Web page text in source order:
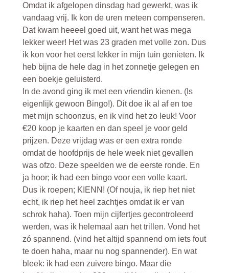
Omdat ik afgelopen dinsdag had gewerkt, was ik
vandaag vrij. Ik kon de uren meteen compenseren.
Dat kwam heeeel goed uit, want het was mega
lekker weer! Het was 23 graden met volle zon. Dus
ik kon voor het eerst lekker in mijn tuin genieten. Ik
heb bijna de hele dag in het zonnetje gelegen en
een boekje geluisterd.
In de avond ging ik met een vriendin kienen. (Is
eigenlijk gewoon Bingo!). Dit doe ik al af en toe
met mijn schoonzus, en ik vind het zo leuk! Voor
€20 koop je kaarten en dan speel je voor geld
prijzen. Deze vrijdag was er een extra ronde
omdat de hoofdprijs de hele week niet gevallen
was ofzo. Deze speelden we de eerste ronde. En
ja hoor; ik had een bingo voor een volle kaart.
Dus ik roepen; KIENN! (Of nouja, ik riep het niet
echt, ik riep het heel zachtjes omdat ik er van
schrok haha). Toen mijn cijfertjes gecontroleerd
werden, was ik helemaal aan het trillen. Vond het
zó spannend. (vind het altijd spannend om iets fout
te doen haha, maar nu nog spannender). En wat
bleek: ik had een zuivere bingo. Maar die